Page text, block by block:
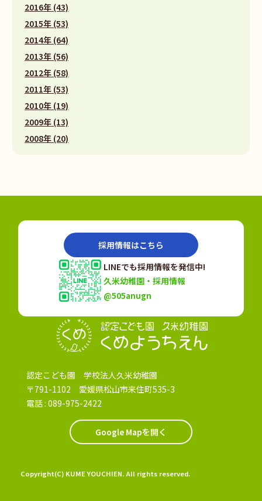
2016年 (43)
2015年 (53)
2014年 (64)
2013年 (56)
2012年 (58)
2011年 (53)
2010年 (19)
2009年 (13)
2008年 (20)
認定こども園 学校法人久米幼稚園
〒791-1102 愛媛県松山市来住町535-3
電話 : 089-975-2422
Google Mapを開く
採用情報はこちら
LINEでも採用情報を発信中!
久米幼稚園・採用情報
@505anugn
Copyright(C) KUME YOUCHIEN. All rights reserved.